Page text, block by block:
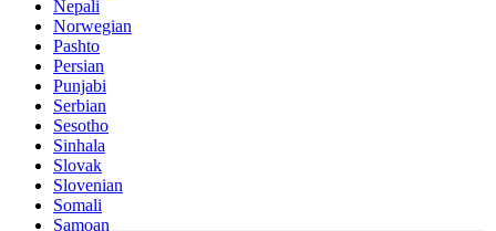
Nepali
Norwegian
Pashto
Persian
Punjabi
Serbian
Sesotho
Sinhala
Slovak
Slovenian
Somali
Samoan